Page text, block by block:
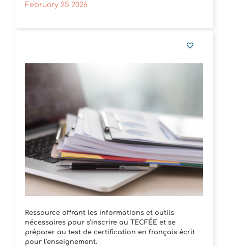
February 25 2026
Ressource offrant les informations et outils
nécessaires pour s’inscrire au TECFÉE et se
préparer au test de certification en français écrit
pour l’enseignement.